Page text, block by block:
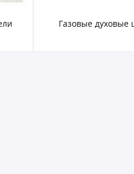
Электрические